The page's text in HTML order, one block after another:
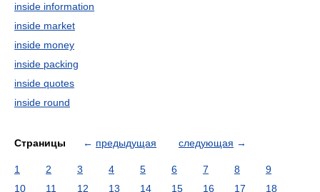
inside information
inside market
inside money
inside packing
inside quotes
inside round
Страницы ← предыдущая следующая →
1 2 3 4 5 6 7 8
9
10
11 12 13 14 15 16 17
18